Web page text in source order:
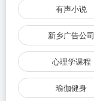
有声小说
新乡广告公司
心理学课程
瑜伽健身